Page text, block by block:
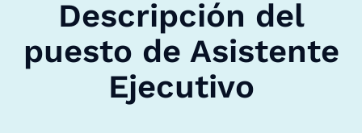
Descripción del
puesto de Asistente
Ejecutivo